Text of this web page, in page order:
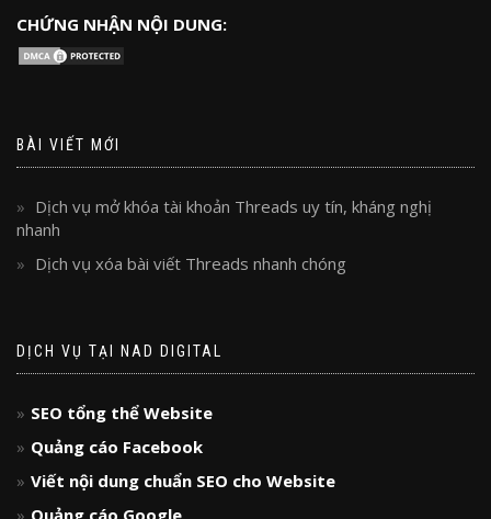
CHỨNG NHẬN NỘI DUNG:
BÀI VIẾT MỚI
Dịch vụ mở khóa tài khoản Threads uy tín, kháng nghị
nhanh
Dịch vụ xóa bài viết Threads nhanh chóng
DỊCH VỤ TẠI NAD DIGITAL
SEO tổng thể Website
Quảng cáo Facebook
Viết nội dung chuẩn SEO cho Website